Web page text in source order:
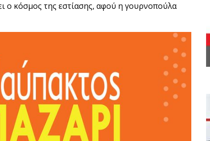
ο κόσμος της εστίασης, αφού η γουρνοπούλα